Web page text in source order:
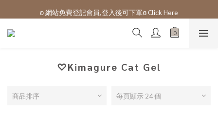
ʚ 網站免費登記會員,登入後可下單ɞ Click Here
ʚ 網站免費登記會員,登入後可下單ɞ Click Here
ʚ網站及門市購物滿$100以上會有購物金回贈ɞ
♡Kimagure Cat Gel
商品排序 每頁顯示 24 個